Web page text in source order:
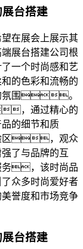
台搭建
在展会上展示其
展台搭建公司根
一个时尚感和艺
的色彩和流畅的
氛围。
，通过精心的
的细节和质
区，观众
了与品牌的互
务，该时尚品
众多时尚爱好者
誉度和市场竞争
台搭建